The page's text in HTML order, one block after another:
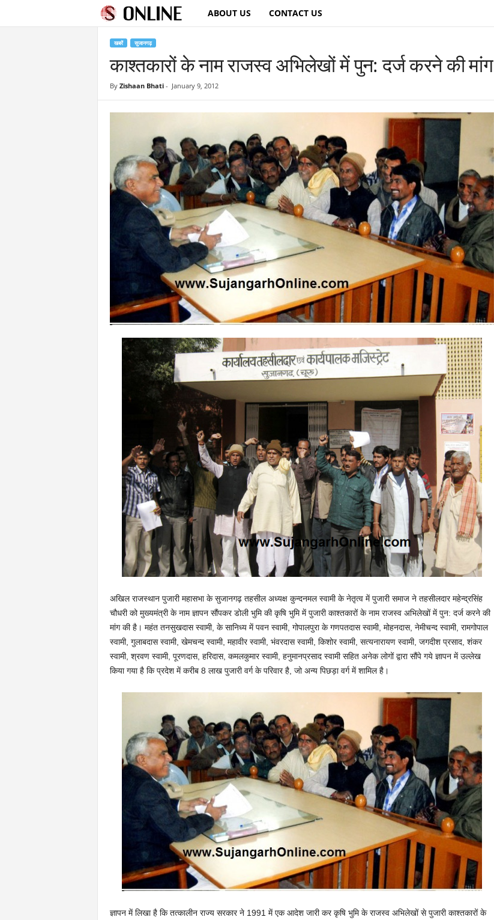
j
a
g
a
r
h
n
l
n
e
ABOUT US CONTACT US
खबरें सुजानगढ़
काश्तकारों के नाम राजस्व अभिलेखों में पुन: दर्ज करने की मांग
By Zishaan Bhati- January 9, 2012
अखिल राजस्थान पुजारी महासभा के सुजानगढ़ तहसील अध्यक्ष कुन्दनमल स्वामी के नेतृत्व में पुजारी समाज ने तहसीलदार महेन्द्रसिंह
चौधरी को मुख्यमंत्री के नाम ज्ञापन सौंपकर डोली भुमि की कृषि भुमि में पुजारी काश्तकारों के नाम राजस्व अभिलेखों में पुन: दर्ज करने की
मांग की है। महंत तनसुखदास स्वामी, के सानिध्य में पवन स्वामी, गोपालपुरा के गणपतदास स्वामी, मोहनदास, नेमीचन्द स्वामी, रामगोपाल
स्वामी, गुलाबदास स्वामी, खेमचन्द स्वामी, महावीर स्वामी, भंवरदास स्वामी, किशोर स्वामी, सत्यनारायण स्वामी, जगदीश प्रसाद, शंकर
स्वामी, श्रवण स्वामी, पूरणदास, हरिदास, कमलकुमार स्वामी, हनुमानप्रसाद स्वामी सहित अनेक लोगों द्वारा सौंपे गये ज्ञापन में उल्लेख
किया गया है कि प्रदेश में करीब 8 लाख पुजारी वर्ग के परिवार है, जो अन्य पिछड़ा वर्ग में शामिल है।
ज्ञापन में लिखा है कि तत्कालीन राज्य सरकार ने 1991 में एक आदेश जारी कर कृषि भुमि के राजस्व अभिलेखों से पुजारी काश्तकारों के